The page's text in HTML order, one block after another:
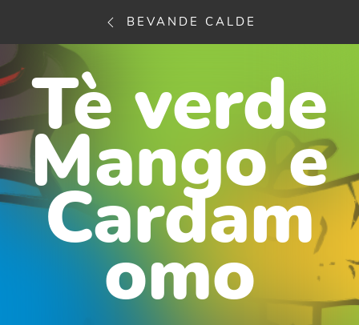
BEVANDE CALDE
Tè verde
Mango e
Cardam
omo